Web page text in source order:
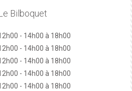
Bilboquet
- 14h00 à 18h00
- 14h00 à 18h00
- 14h00 à 18h00
- 14h00 à 18h00
- 14h00 à 18h00